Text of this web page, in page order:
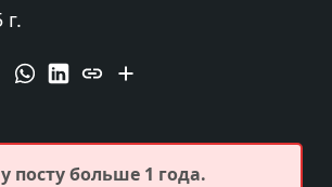
посту больше 1 года.